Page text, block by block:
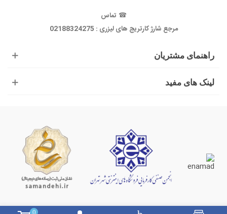
راهنمای مشتریان
لینک های مفید
☎ تماس
مرجع شارژ کارتریج های لیزری : 02188324275
0